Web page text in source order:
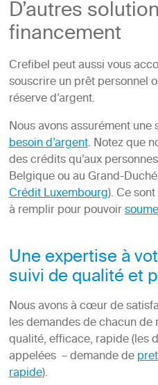
D’autres
financement
Crefibel peut aussi vous
souscrire un prêt personnel
réserve d’argent.
Nous avons assurément
besoin d’argent. Notez que
des crédits qu’aux
Belgique ou au Grand-
Crédit Luxembourg). Ce
à remplir pour pouvoir
Une expertise à
suivi de qualité et
Nous avons à cœur de
les demandes de chacun
qualité, efficace, rapide (les
appelées – demande de
rapide).